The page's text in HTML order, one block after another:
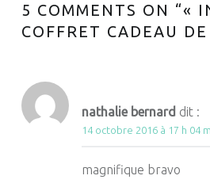
5 COMMENTS ON “«
COFFRET CADEAU
nathalie bernard dit :
14 octobre 2016 à 17 h 04
magnifique bravo